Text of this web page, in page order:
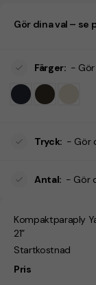
Gör dina val – se
Färger: -
Tryck: - Gör
Antal: - Gör
Kompaktparaply
21”
Startkostnad
Pris